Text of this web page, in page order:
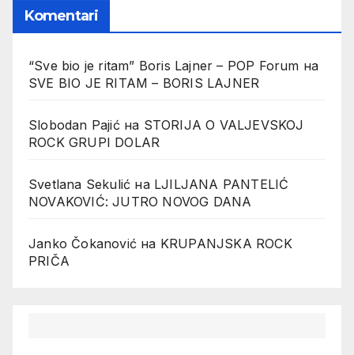
Komentari
“Sve bio je ritam” Boris Lajner – POP Forum на
SVE BIO JE RITAM – BORIS LAJNER
Slobodan Pajićна STORIJA O VALJEVSKOJ
ROCK GRUPI DOLAR
Svetlana Sekulić на LJILJANA PANTELIĆ
NOVAKOVIĆ: JUTRO NOVOG DANA
Janko Čokanović на KRUPANJSKA ROCK
PRIČA